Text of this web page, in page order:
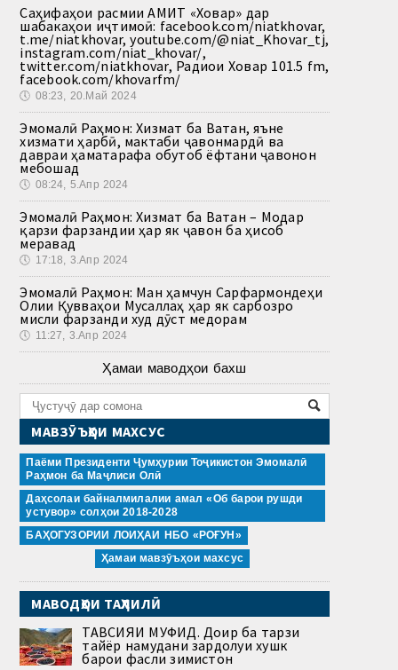
Саҳифаҳои расмии АМИТ «Ховар» дар
шабакаҳои иҷтимоӣ: facebook.com/niatkhovar,
t.me/niatkhovar, youtube.com/@niat_Khovar_tj,
instagram.com/niat_khovar/,
twitter.com/niatkhovar, Радиои Ховар 101.5 fm,
facebook.com/khovarfm/
🕔 08:23, 20.Май 2024
Эмомалӣ Раҳмон: Хизмат ба Ватан, яъне
хизмати ҳарбӣ, мактаби ҷавонмардӣ ва
давраи ҳаматарафа обутоб ёфтани ҷавонон
мебошад
🕔 08:24, 5.Апр 2024
Эмомалӣ Раҳмон: Хизмат ба Ватан – Модар
қарзи фарзандии ҳар як ҷавон ба ҳисоб
меравад
🕔 17:18, 3.Апр 2024
Эмомалӣ Раҳмон: Ман ҳамчун Сарфармондеҳи
Олии Қувваҳои Мусаллаҳ ҳар як сарбозро
мисли фарзанди худ дӯст медорам
🕔 11:27, 3.Апр 2024
Ҳамаи маводҳои бахш
МАВЗӮЪҲОИ МАХСУС
Паёми Президенти Ҷумҳурии Тоҷикистон Эмомалӣ
Раҳмон ба Маҷлиси Олӣ
Даҳсолаи байналмилалии амал «Об барои рушди
устувор» солҳои 2018-2028
БАҲОГУЗОРИИ ЛОИҲАИ НБО «РОҒУН»
Ҳамаи мавзӯъҳои махсус
МАВОДҲОИ ТАҲЛИЛӢ
ТАВСИЯИ МУФИД. Доир ба тарзи
тайёр намудани зардолуи хушк
барои фасли зимистон